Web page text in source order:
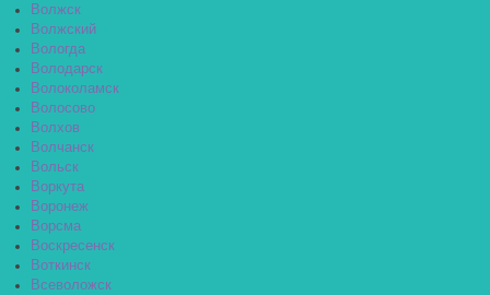
Волжск
Волжский
Вологда
Володарск
Волоколамск
Волосово
Волхов
Волчанск
Вольск
Воркута
Воронеж
Ворсма
Воскресенск
Воткинск
Всеволожск